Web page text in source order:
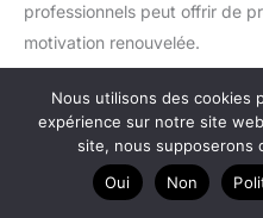
professionnels peut offrir de
motivation renouvelée.
L’expérience personnelle
des cadeaux, mais quand
personnalisation, elle devient
Idées cadeaux personnalisés
Nous utilisons des cookies
expérience sur notre site
site, nous supposerons
Oui
Non